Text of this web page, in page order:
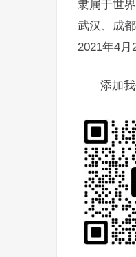
隶属于世
武汉、成
2021年4月
添加